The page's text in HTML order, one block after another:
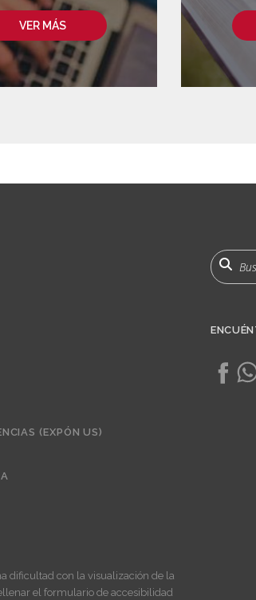
VER MÁS
(EXPÓN US)
dificultad con la visualización de la
el formulario de accesibilidad
Buscar